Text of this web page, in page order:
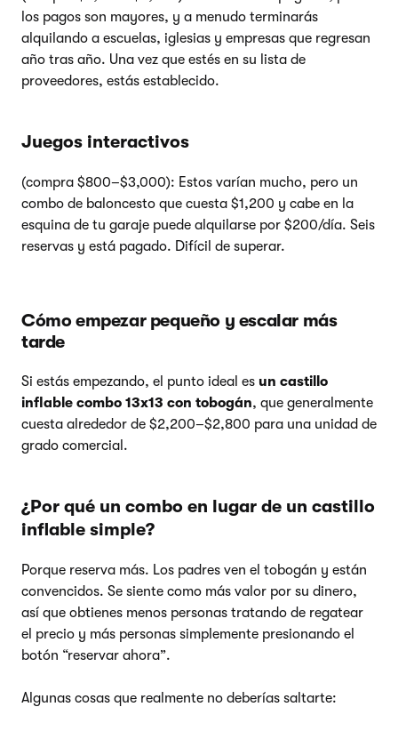
los pagos son mayores, y a menudo terminarás
alquilando a escuelas, iglesias y empresas que regresan
año tras año. Una vez que estés en su lista de
proveedores, estás establecido.
Juegos interactivos
(compra $800–$3,000): Estos varían mucho, pero un
combo de baloncesto que cuesta $1,200 y cabe en la
esquina de tu garaje puede alquilarse por $200/día. Seis
reservas y está pagado. Difícil de superar.
Cómo empezar pequeño y escalar más
tarde
Si estás empezando, el punto ideal es un castillo
inflable combo 13x13 con tobogán, que generalmente
cuesta alrededor de $2,200–$2,800 para una unidad de
grado comercial.
¿Por qué un combo en lugar de un castillo
inflable simple?
Porque reserva más. Los padres ven el tobogán y están
convencidos. Se siente como más valor por su dinero,
así que obtienes menos personas tratando de regatear
el precio y más personas simplemente presionando el
botón “reservar ahora”.
Algunas cosas que realmente no deberías saltarte: